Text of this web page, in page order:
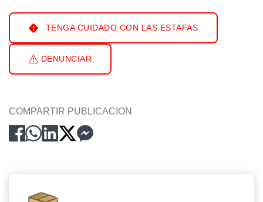
TENGA CUIDADO CON LAS ESTAFAS
DENUNCIAR
COMPARTIR PUBLICACION